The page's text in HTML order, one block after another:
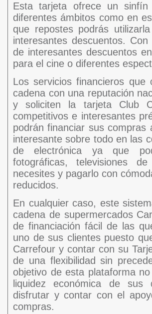
Esta tarjeta ofrece un
diferentes ámbitos como en
que repostes podrás
interesantes descuentos.
de interesantes descuentos
para el cine o diferentes
Los servicios financieros
cadena con una reputación
y soliciten la tarjeta Club
competitivos e interesantes
podrán financiar sus
interesante sobre todo en las
de electrónica ya que
fotográficas, televisiones
necesites y pagarlo con
reducidos.
En cualquier caso, este
cadena de supermercados
de financiación fácil de las
uno de sus clientes puesto
Carrefour y contar con su
de una flexibilidad sin
objetivo de esta plataforma
liquidez económica de sus
disfrutar y contar con el
compras.